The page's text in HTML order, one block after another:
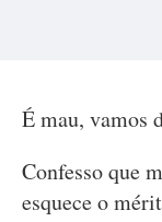
É mau, vamos
Confesso que
esquece o